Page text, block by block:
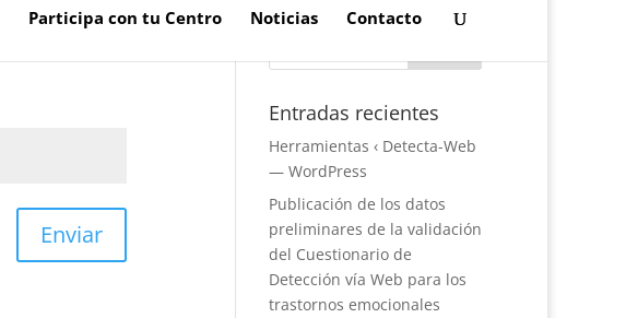
Participa con tu Centro Noticias Contacto
Enviar
Entradas recientes
Herramientas ‹ Detecta-Web
— WordPress
Publicación de los datos
preliminares de la validación
del Cuestionario de
Detección vía Web para los
trastornos emocionales